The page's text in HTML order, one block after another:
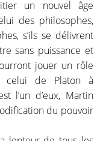
un nouvel âge
des philosophes,
s’ils se délivrent
sans puissance et
jouer un rôle
celui de Platon à
l’un d’eux, Martin
du pouvoir